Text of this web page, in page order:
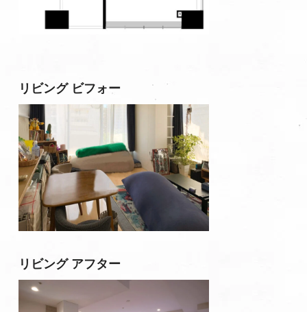
リビング ビフォー
リビング アフター